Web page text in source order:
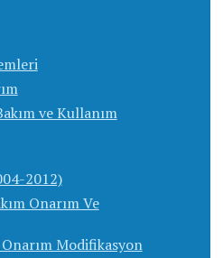
ve Kullanım
2012)
Onarım Ve
Modifikasyon